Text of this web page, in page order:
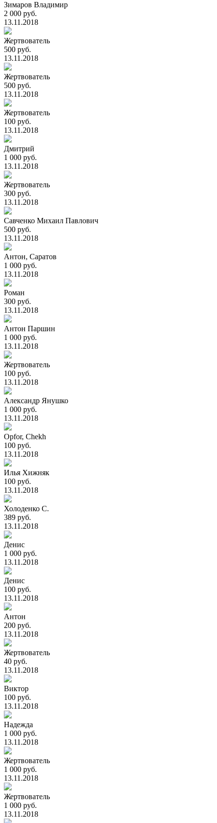
Зимаров Владимир
2 000 руб.
13.11.2018
Жертвователь
500 руб.
13.11.2018
Жертвователь
500 руб.
13.11.2018
Жертвователь
100 руб.
13.11.2018
Дмитрий
1 000 руб.
13.11.2018
Жертвователь
300 руб.
13.11.2018
Савченко Михаил Павлович
500 руб.
13.11.2018
Антон, Саратов
1 000 руб.
13.11.2018
Роман
300 руб.
13.11.2018
Антон Паршин
1 000 руб.
13.11.2018
Жертвователь
100 руб.
13.11.2018
Александр Янушко
1 000 руб.
13.11.2018
Opfor, Chekh
100 руб.
13.11.2018
Илья Хижняк
100 руб.
13.11.2018
Холоденко С.
389 руб.
13.11.2018
Денис
1 000 руб.
13.11.2018
Денис
100 руб.
13.11.2018
Антон
200 руб.
13.11.2018
Жертвователь
40 руб.
13.11.2018
Виктор
100 руб.
13.11.2018
Надежда
1 000 руб.
13.11.2018
Жертвователь
1 000 руб.
13.11.2018
Жертвователь
1 000 руб.
13.11.2018